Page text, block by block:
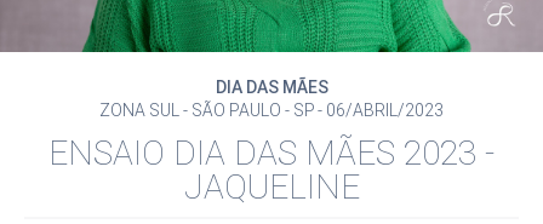
DIA DAS MÃES
ZONA SUL - SÃO PAULO - SP
06/ABRIL/2023
ENSAIO DIA DAS MÃES 2023 -
JAQUELINE